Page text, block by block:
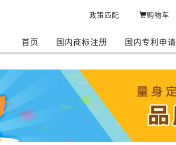
购物车
政策匹配
首页 国内商标注册 国内专利申请